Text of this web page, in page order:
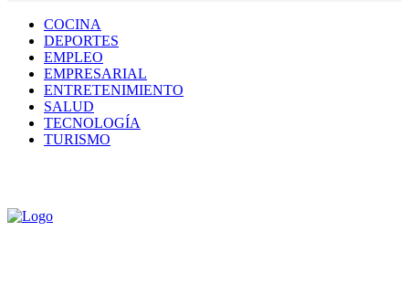
COCINA
DEPORTES
EMPLEO
EMPRESARIAL
ENTRETENIMIENTO
SALUD
TECNOLOGÍA
TURISMO